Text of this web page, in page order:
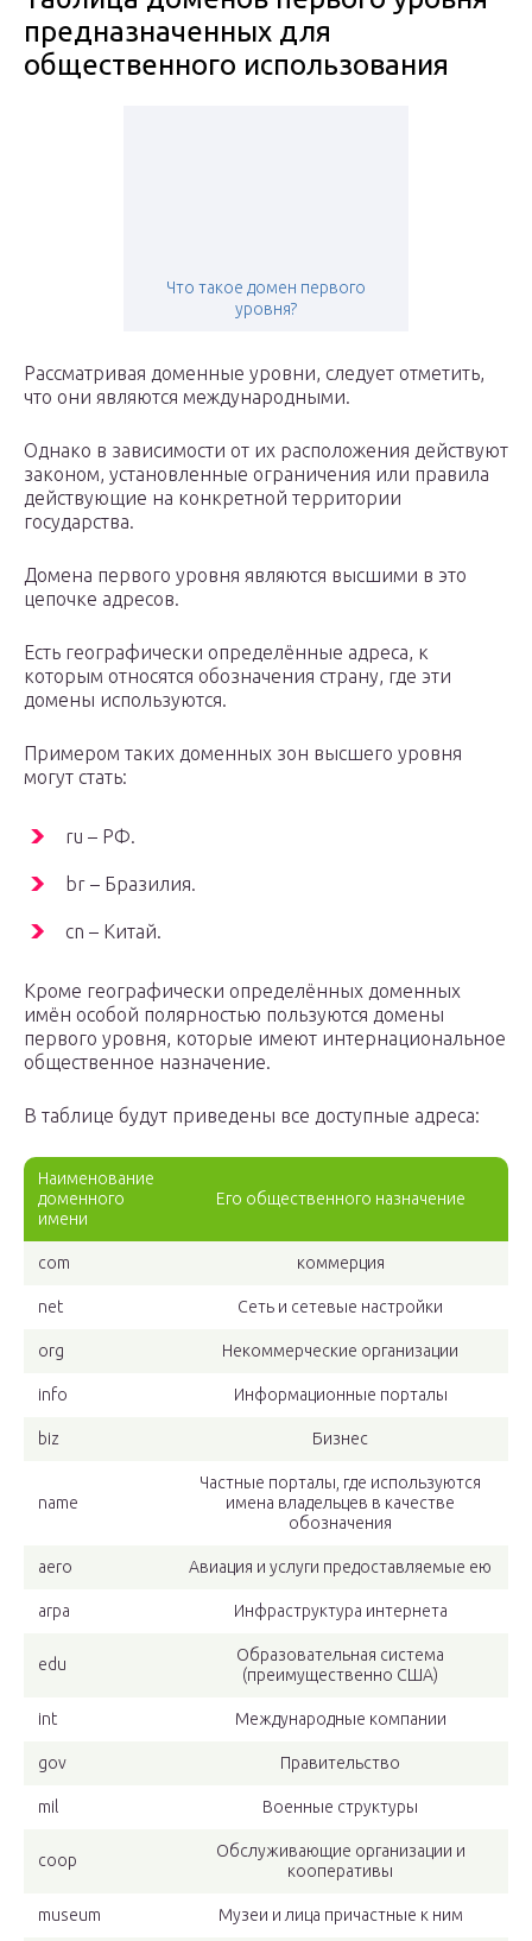
предназначенных для
общественного использования
Что такое домен первого
уровня?
Рассматривая доменные уровни, следует отметить,
что они являются международными.
Однако в зависимости от их расположения действуют
законом, установленные ограничения или правила
действующие на конкретной территории
государства.
Домена первого уровня являются высшими в это
цепочке адресов.
Есть географически определённые адреса, к
которым относятся обозначения страну, где эти
домены используются.
Примером таких доменных зон высшего уровня
могут стать:
ru – РФ.
br – Бразилия.
cn – Китай.
Кроме географически определённых доменных
имён особой полярностью пользуются домены
первого уровня, которые имеют интернациональное
общественное назначение.
В таблице будут приведены все доступные адреса:
Наименование
доменного
имени
Его общественного назначение
com коммерция
net Сеть и сетевые настройки
org Некоммерческие организации
info Информационные порталы
biz Бизнес
name
Частные порталы, где используются
имена владельцев в качестве
обозначения
aero Авиация и услуги предоставляемые ею
arpa Инфраструктура интернета
edu
Образовательная система
(преимущественно США)
int Международные компании
gov Правительство
mil Военные структуры
coop
Обслуживающие организации и
кооперативы
museum Музеи и лица причастные к ним